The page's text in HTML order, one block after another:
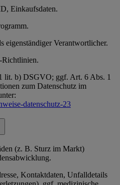
Einkaufsdaten.
eigenständiger Verantwortlicher.
Richtlinien.
lit. b) DSGVO; ggf. Art. 6 Abs. 1
zum Datenschutz im
datenschutz-23
(z. B. Sturz im Markt)
Kontaktdaten, Unfalldetails